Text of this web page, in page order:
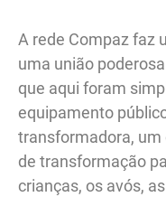
A rede Compaz faz
uma união
que aqui foram
equipamento
transformadora,
de transformação
crianças, os avós,